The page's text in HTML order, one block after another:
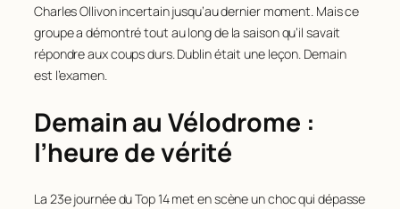
Charles Ollivon incertain jusqu’au dernier moment. Mais ce
groupe a démontré tout au long de la saison qu’il savait
répondre aux coups durs. Dublin était une leçon. Demain
est l’examen.
Demain au Vélodrome :
l’heure de vérité
La 23e journée du Top 14 met en scène un choc qui dépasse